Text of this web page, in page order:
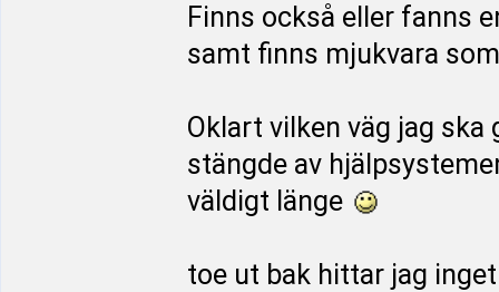
Finns också eller fanns
samt finns mjukvara
Oklart vilken väg jag
stängde av
väldigt länge
toe ut bak hittar jag